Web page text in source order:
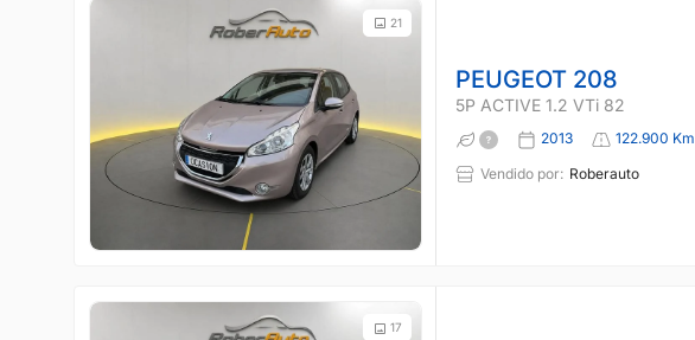
21
PEUGEOT 208
5P ACTIVE 1.2 VTi 82
2013 122.900 Km
Vendido por: Roberauto
17